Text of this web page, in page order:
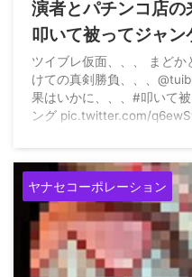
演者とパチンコ店の
叩いて被ってジャ
ツイブレ仮面、、、 まど
けての真剣勝負、、、
果はいかに、、、#叩いて
ング pic.twitter.com/
ヤナセコーポレーション